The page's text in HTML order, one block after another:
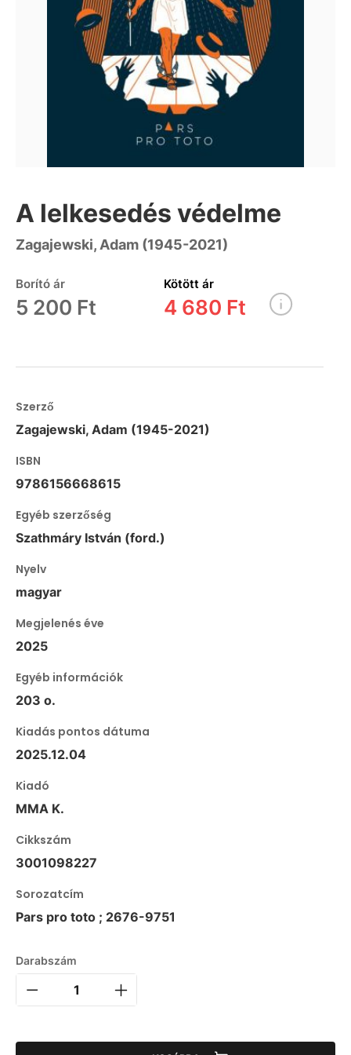
A lelkesedés védelme
Zagajewski, Adam (1945-2021)
Borító ár
5 200 Ft
Kötött ár
4 680 Ft
Szerző
Zagajewski, Adam (1945-2021)
ISBN
9786156668615
Egyéb szerzőség
Szathmáry István (ford.)
Nyelv
magyar
Megjelenés éve
2025
Egyéb információk
203 o.
Kiadás pontos dátuma
2025.12.04
Kiadó
MMA K.
Cikkszám
3001098227
Sorozatcím
Pars pro toto ; 2676-9751
Darabszám